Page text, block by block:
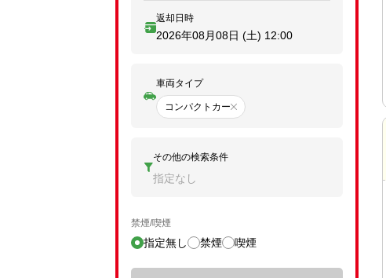
返却日時
2026年08月08日 (土) 12:00
車両タイプ
コンパクトカー
その他の検索条件
指定なし
禁煙/喫煙
指定無し 禁煙 喫煙